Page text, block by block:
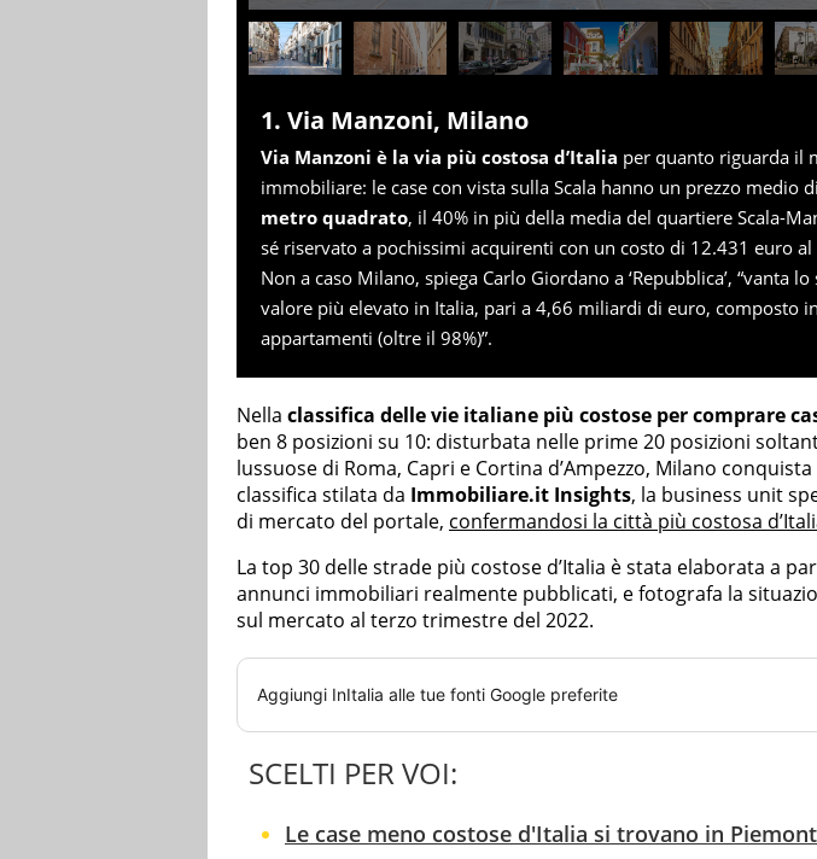
1. Via Manzoni, Milano
Via Manzoni è la via più costosa d’Italia per quanto riguarda il
immobiliare: le case con vista sulla Scala hanno un prezzo medio di
metro quadrato, il 40% in più della media del quartiere Scala-
sé riservato a pochissimi acquirenti con un costo di 12.431 euro
Non a caso Milano, spiega Carlo Giordano a ‘Repubblica’, “vanta
valore più elevato in Italia, pari a 4,66 miliardi di euro, composto
appartamenti (oltre il 98%)”.
Nella classifica delle vie italiane più costose per comprare
ben 8 posizioni su 10: disturbata nelle prime 20 posizioni
lussuose di Roma, Capri e Cortina d’Ampezzo, Milano
classifica stilata da Immobiliare.it Insights, la business unit
di mercato del portale, confermandosi la città più costosa
La top 30 delle strade più costose d’Italia è stata elaborata a
annunci immobiliari realmente pubblicati, e fotografa la
sul mercato al terzo trimestre del 2022.
Aggiungi InItalia alle tue fonti Google preferite
SCELTI PER VOI:
Le case meno costose d'Italia si trovano in